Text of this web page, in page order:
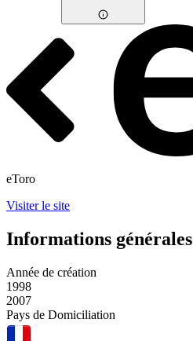
eToro
Visiter le site
Informations générales
Année de création
1998
2007
Pays de Domiciliation